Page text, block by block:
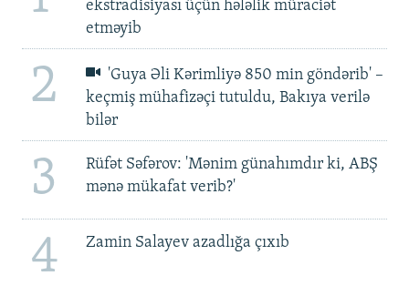
ekstradisiyası üçün hələlik müraciət
etməyib
2
'Guya Əli Kərimliyə 850 min göndərib' –
keçmiş mühafizəçi tutuldu, Bakıya verilə
bilər
3
Rüfət Səfərov: 'Mənim günahımdır ki, ABŞ
mənə mükafat verib?'
4 Zamin Salayev azadlığa çıxıb